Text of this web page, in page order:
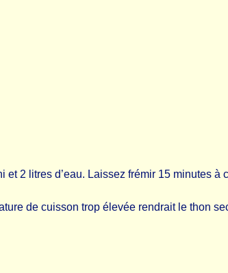
2 litres d’eau. Laissez frémir 15 minutes à
de cuisson trop élevée rendrait le thon